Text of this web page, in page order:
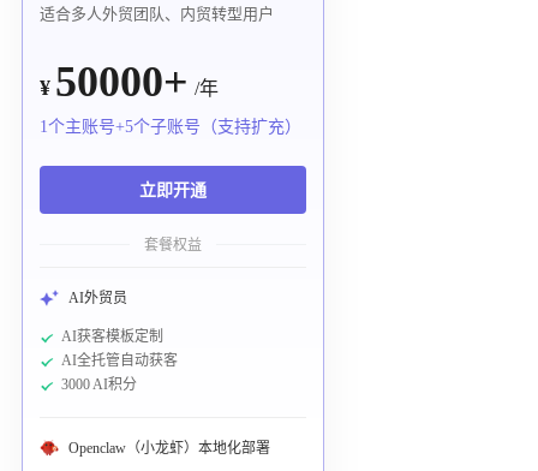
适合多人外贸团队、内贸转型用户
¥ 50000+ /年
1个主账号+5个子账号（支持扩充）
立即开通
套餐权益
AI外贸员
AI获客模板定制
AI全托管自动获客
3000 AI积分
Openclaw（小龙虾）本地化部署